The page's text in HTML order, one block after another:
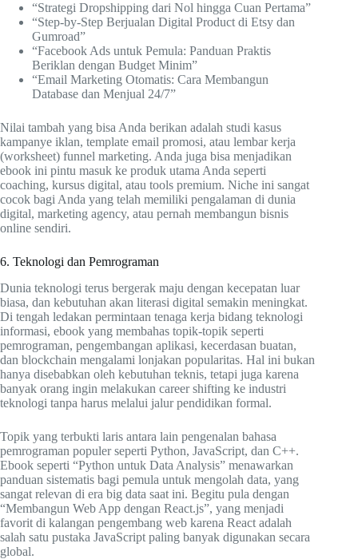
“Strategi Dropshipping dari Nol hingga Cuan Pertama”
“Step-by-Step Berjualan Digital Product di Etsy dan
Gumroad”
“Facebook Ads untuk Pemula: Panduan Praktis
Beriklan dengan Budget Minim”
“Email Marketing Otomatis: Cara Membangun
Database dan Menjual 24/7”
Nilai tambah yang bisa Anda berikan adalah studi kasus
kampanye iklan, template email promosi, atau lembar kerja
(worksheet) funnel marketing. Anda juga bisa menjadikan
ebook ini pintu masuk ke produk utama Anda seperti
coaching, kursus digital, atau tools premium. Niche ini sangat
cocok bagi Anda yang telah memiliki pengalaman di dunia
digital, marketing agency, atau pernah membangun bisnis
online sendiri.
6. Teknologi dan Pemrograman
Dunia teknologi terus bergerak maju dengan kecepatan luar
biasa, dan kebutuhan akan literasi digital semakin meningkat.
Di tengah ledakan permintaan tenaga kerja bidang teknologi
informasi, ebook yang membahas topik-topik seperti
pemrograman, pengembangan aplikasi, kecerdasan buatan,
dan blockchain mengalami lonjakan popularitas. Hal ini bukan
hanya disebabkan oleh kebutuhan teknis, tetapi juga karena
banyak orang ingin melakukan career shifting ke industri
teknologi tanpa harus melalui jalur pendidikan formal.
Topik yang terbukti laris antara lain pengenalan bahasa
pemrograman populer seperti Python, JavaScript, dan C++.
Ebook seperti “Python untuk Data Analysis” menawarkan
panduan sistematis bagi pemula untuk mengolah data, yang
sangat relevan di era big data saat ini. Begitu pula dengan
“Membangun Web App dengan React.js”, yang menjadi
favorit di kalangan pengembang web karena React adalah
salah satu pustaka JavaScript paling banyak digunakan secara
global.